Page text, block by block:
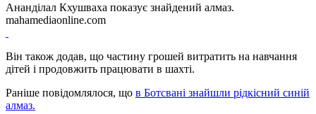
Ананділал Кхушваха показує знайдений алмаз.
mahamediaonline.com
Він також додав, що частину грошей витратить на навчання
дітей і продовжить працювати в шахті.
Раніше повідомлялося, що в Ботсвані знайшли рідкісний синій
алмаз.